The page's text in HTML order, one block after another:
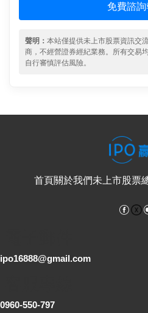
免費諮
聲明： 本站僅提供未上市股票資訊交
商，不經營證券經紀業務。所有交易
自行審慎評估風險。
首頁關於我們未上市股票
ipo16888@gmail.com
0960-550-797